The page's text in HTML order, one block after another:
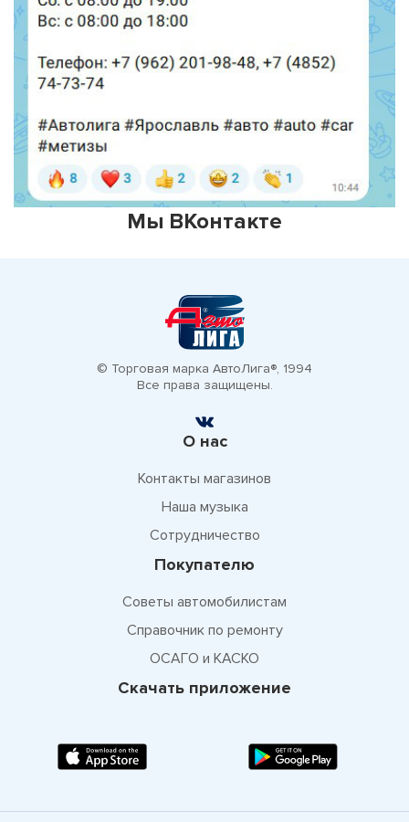
Мы ВКонтакте
© Торговая марка АвтоЛига®, 1994
Все права защищены.
О нас
Контакты магазинов
Наша музыка
Сотрудничество
Покупателю
Советы автомобилистам
Справочник по ремонту
ОСАГО и КАСКО
Скачать приложение